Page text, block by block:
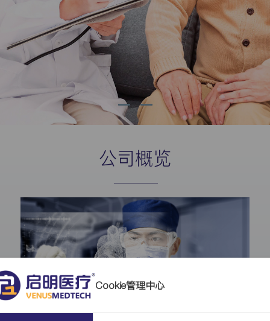
公司概览
---------
Cookie管理中心